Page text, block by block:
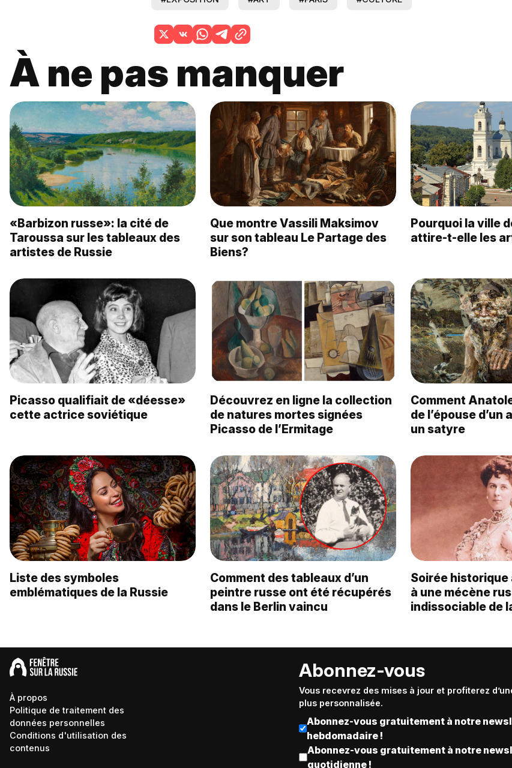
À ne pas manquer
«Barbizon russe»: la cité de
Taroussa sur les tableaux des
artistes de Russie
Que montre Vassili Maksimov
sur son tableau Le Partage des
Biens?
Pourquoi la ville
attire-t-elle les
Picasso qualifiait de «déesse»
cette actrice soviétique
Découvrez en ligne la collection
de natures mortes signées
Picasso de l’Ermitage
Comment
de l’épouse
un satyre
Liste des symboles
emblématiques de la Russie
Comment des tableaux d’un
peintre russe ont été récupérés
dans le Berlin vaincu
Soirée historique
à une mécène
indissociable de
À propos
Politique de traitement des
données personnelles
Conditions d'utilisation des
contenus
Abonnez-vous
Vous recevrez des mises à jour et profiterez
plus personnalisée.
Abonnez-vous gratuitement à notre
hebdomadaire !
Abonnez-vous gratuitement à notre
quotidienne !